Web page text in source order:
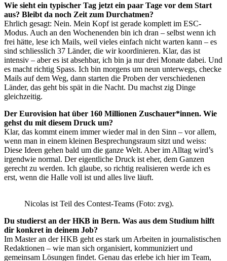
Wie sieht ein typischer Tag jetzt ein paar Tage vor dem Start
aus? Bleibt da noch Zeit zum Durchatmen?
Ehrlich gesagt: Nein. Mein Kopf ist gerade komplett im ESC-
Modus. Auch an den Wochenenden bin ich dran – selbst wenn ich
frei hätte, lese ich Mails, weil vieles einfach nicht warten kann – es
sind schliesslich 37 Länder, die wir koordinieren. Klar, das ist
intensiv – aber es ist absehbar, ich bin ja nur drei Monate dabei. Und
es macht richtig Spass. Ich bin morgens um neun unterwegs, checke
Mails auf dem Weg, dann starten die Proben der verschiedenen
Länder, das geht bis spät in die Nacht. Du machst zig Dinge
gleichzeitig.
Der Eurovision hat über 160 Millionen Zuschauer*innen. Wie
gehst du mit diesem Druck um?
Klar, das kommt einem immer wieder mal in den Sinn – vor allem,
wenn man in einem kleinen Besprechungsraum sitzt und weiss:
Diese Ideen gehen bald um die ganze Welt. Aber im Alltag wird’s
irgendwie normal. Der eigentliche Druck ist eher, dem Ganzen
gerecht zu werden. Ich glaube, so richtig realisieren werde ich es
erst, wenn die Halle voll ist und alles live läuft.
Nicolas ist Teil des Contest-Teams (Foto: zvg).
Du studierst an der HKB in Bern. Was aus dem Studium hilft
dir konkret in deinem Job?
Im Master an der HKB geht es stark um Arbeiten in journalistischen
Redaktionen – wie man sich organisiert, kommuniziert und
gemeinsam Lösungen findet. Genau das erlebe ich hier im Team,